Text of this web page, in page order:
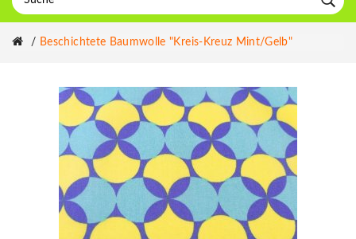
Beschichtete Baumwolle "Kreis-Kreuz Mint/gelb"